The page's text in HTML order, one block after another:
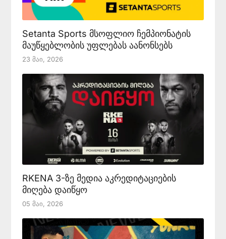
Setanta Sports მსოფლიო ჩემპიონატის
მაუწყებლობის უფლებას აანონსებს
23 Მაი, 2026
RKENA 3-ზე მედია აკრედიტაციების
მიღება დაიწყო
05 Მაი, 2026